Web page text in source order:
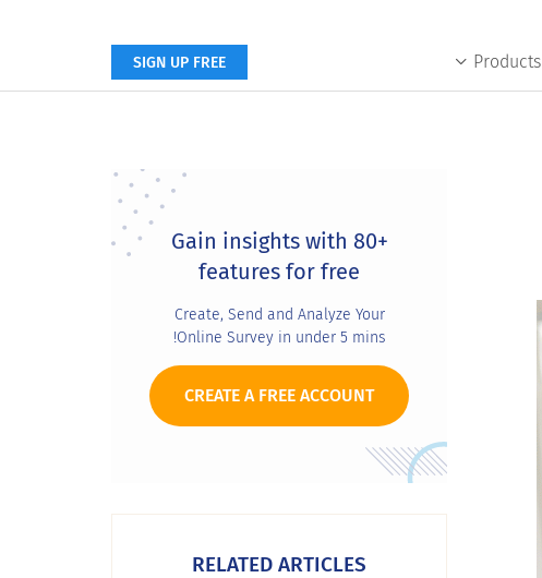
Products
SIGN UP FREE
Sidebar
Gain insights with 80+
features for free
Create, Send and Analyze Your
Online Survey in under 5 mins!
CREATE A FREE ACCOUNT
RELATED ARTICLES